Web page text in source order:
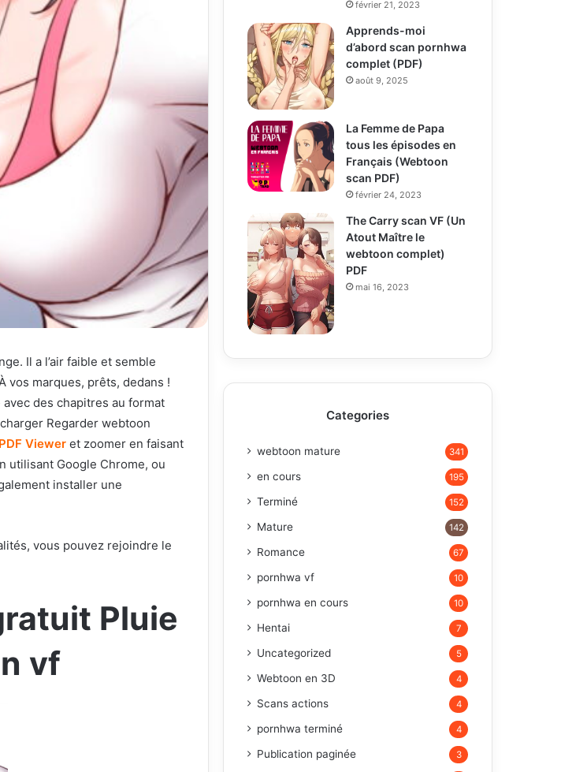
Il a l’air faible et semble
vos marques, prêts, dedans !
avec des chapitres au format
Regarder webtoon
Viewer et zoomer en faisant
utilisant Google Chrome, ou
installer une
vous pouvez rejoindre le
Pluie
vf
février 21, 2023
Apprends-moi
d’abord scan pornhwa
complet (PDF)
août 9, 2025
La Femme de Papa
tous les épisodes en
Français (Webtoon
scan PDF)
février 24, 2023
The Carry scan VF (Un
Atout Maître le
webtoon complet)
PDF
mai 16, 2023
Categories
webtoon mature 341
en cours 195
Terminé 152
Mature 142
Romance 67
pornhwa vf 10
pornhwa en cours 10
Hentai 7
Uncategorized 5
Webtoon en 3D 4
Scans actions 4
pornhwa terminé 4
Publication paginée 3